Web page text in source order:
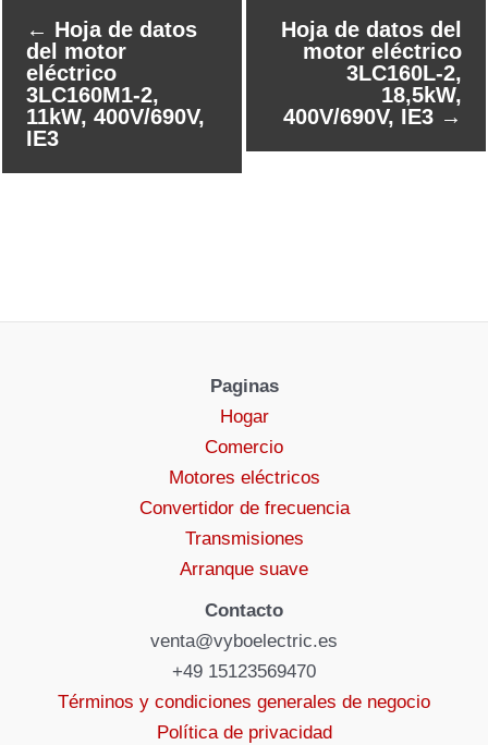
← Hoja de datos
del motor
eléctrico
3LC160M1-2,
11kW, 400V/690V,
IE3
Hoja de datos del
motor eléctrico
3LC160L-2,
18,5kW,
400V/690V, IE3 →
Paginas
Hogar
Comercio
Motores eléctricos
Convertidor de frecuencia
Transmisiones
Arranque suave
Contacto
venta@vyboelectric.es
+49 15123569470
Términos y condiciones generales de negocio
Política de privacidad